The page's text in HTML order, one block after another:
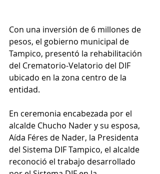
Con una inversión de 6 millones de
pesos, el gobierno municipal de
Tampico, presentó la rehabilitación
del Crematorio-Velatorio del DIF
ubicado en la zona centro de la
entidad.
En ceremonia encabezada por el
alcalde Chucho Nader y su esposa,
Aída Féres de Nader, la Presidenta
del Sistema DIF Tampico, el alcalde
reconoció el trabajo desarrollado